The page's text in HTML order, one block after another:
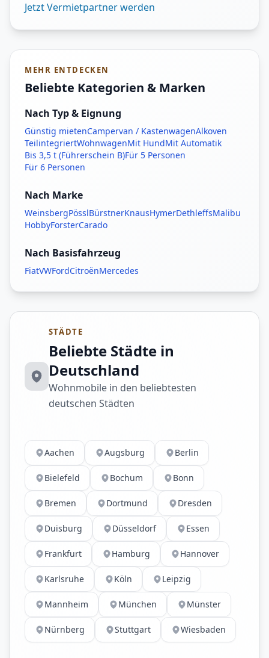
Jetzt Vermietpartner werden
MEHR ENTDECKEN
Beliebte Kategorien & Marken
Nach Typ & Eignung
Günstig mietenCampervan / KastenwagenAlkoven
TeilintegriertWohnwagenMit HundMit Automatik
Bis 3,5 t (Führerschein B)Für 5 Personen
Für 6 Personen
Nach Marke
WeinsbergPösslBürstnerKnausHymerDethleffsMalibu
HobbyForsterCarado
Nach Basisfahrzeug
FiatVWFordCitroënMercedes
STÄDTE
Beliebte Städte in
Deutschland
Wohnmobile in den beliebtesten
deutschen Städten
Aachen Augsburg Berlin
Bielefeld Bochum Bonn
Bremen Dortmund Dresden
Duisburg Düsseldorf Essen
Frankfurt Hamburg Hannover
Karlsruhe Köln Leipzig
Mannheim München Münster
Nürnberg Stuttgart Wiesbaden